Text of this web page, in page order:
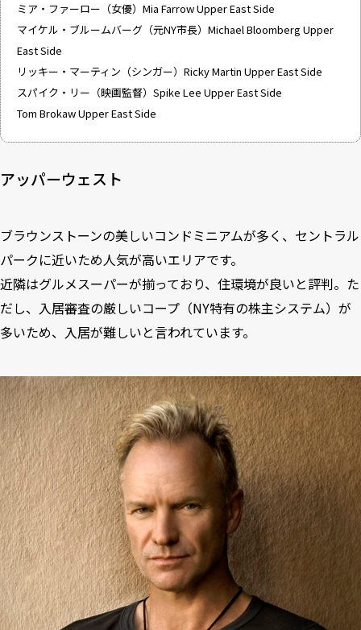
ミア・ファーロー（女優）Mia Farrow Upper East Side
マイケル・ブルームバーグ（元NY市長）Michael Bloomberg Upper
East Side
リッキー・マーティン（シンガー）Ricky Martin Upper East Side
スパイク・リー（映画監督）Spike Lee Upper East Side
Tom Brokaw Upper East Side
アッパーウェスト
ブラウンストーンの美しいコンドミニアムが多く、セントラル
パークに近いため人気が高いエリアです。
近隣はグルメスーパーが揃っており、住環境が良いと評判。た
だし、入居審査の厳しいコープ（NY特有の株主システム）が
多いため、入居が難しいと言われています。